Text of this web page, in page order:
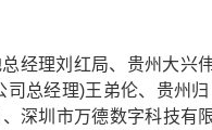
经理刘红局、贵州大兴
总经理)王弟伦、贵州归
深圳市万德数字科技有